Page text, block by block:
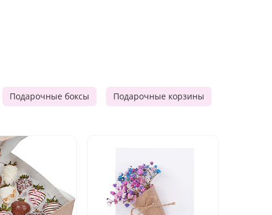
Подарочные боксы Подарочные корзины